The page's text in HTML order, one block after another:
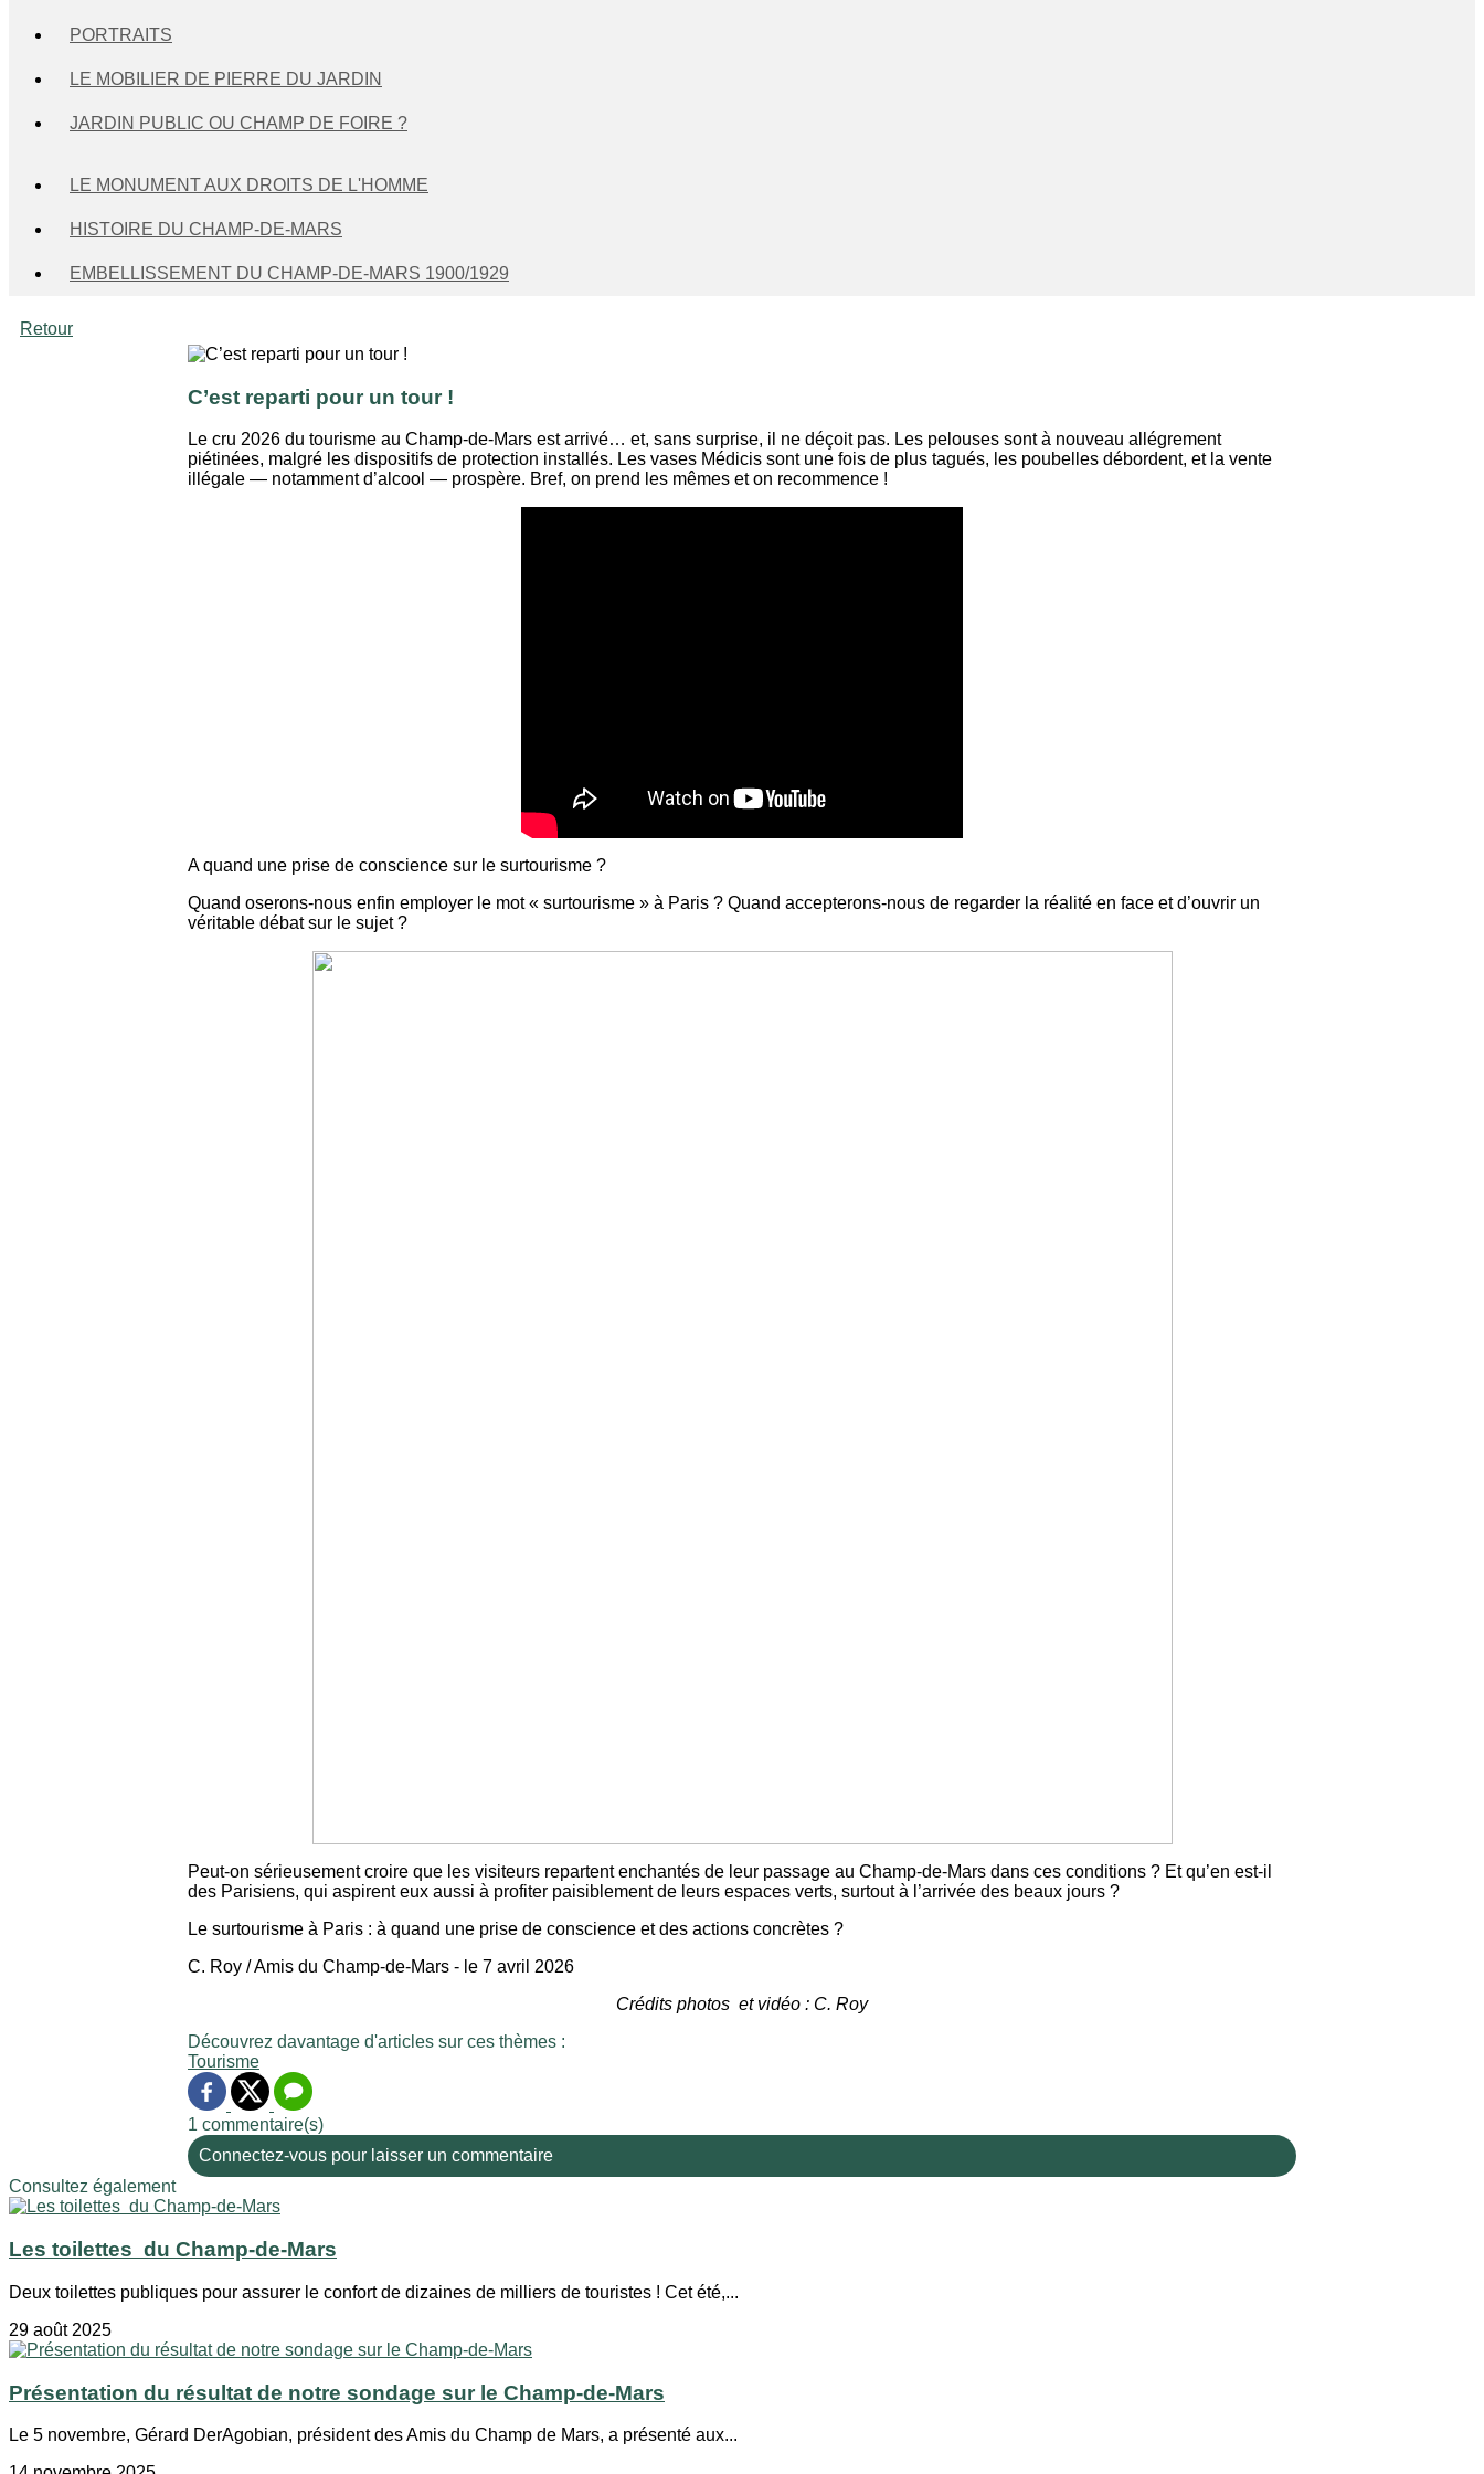
PORTRAITS
LE MOBILIER DE PIERRE DU JARDIN
JARDIN PUBLIC OU CHAMP DE FOIRE ?
LE MONUMENT AUX DROITS DE L'HOMME
HISTOIRE DU CHAMP-DE-MARS
EMBELLISSEMENT DU CHAMP-DE-MARS 1900/1929
Retour
C’est reparti pour un tour !
Le cru 2026 du tourisme au Champ-de-Mars est arrivé… et, sans surprise, il ne déçoit pas. Les pelouses sont à nouveau allégrement
piétinées, malgré les dispositifs de protection installés. Les vases Médicis sont une fois de plus tagués, les poubelles débordent, et la vente
illégale — notamment d’alcool — prospère. Bref, on prend les mêmes et on recommence !
A quand une prise de conscience sur le surtourisme ?
Quand oserons-nous enfin employer le mot « surtourisme » à Paris ? Quand accepterons-nous de regarder la réalité en face et d’ouvrir un
véritable débat sur le sujet ?
Peut-on sérieusement croire que les visiteurs repartent enchantés de leur passage au Champ-de-Mars dans ces conditions ? Et qu’en est-il
des Parisiens, qui aspirent eux aussi à profiter paisiblement de leurs espaces verts, surtout à l’arrivée des beaux jours ?
Le surtourisme à Paris : à quand une prise de conscience et des actions concrètes ?
C. Roy / Amis du Champ-de-Mars - le 7 avril 2026
Crédits photos et vidéo : C. Roy
Découvrez davantage d'articles sur ces thèmes :
Tourisme
1 commentaire(s)
Connectez-vous pour laisser un commentaire
Consultez également
Les toilettes du Champ-de-Mars
Deux toilettes publiques pour assurer le confort de dizaines de milliers de touristes ! Cet été,...
29 août 2025
Présentation du résultat de notre sondage sur le Champ-de-Mars
Le 5 novembre, Gérard DerAgobian, président des Amis du Champ de Mars, a présenté aux...